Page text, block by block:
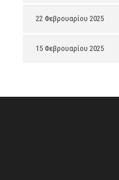
22 Φεβρουαρίου 2025
15 Φεβρουαρίου 2025